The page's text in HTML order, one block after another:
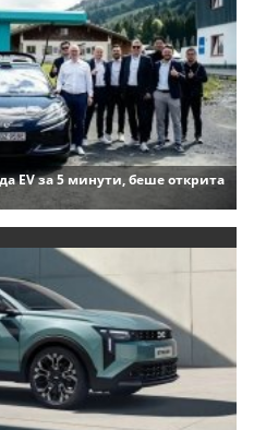
EV за 5 минути, беше открита